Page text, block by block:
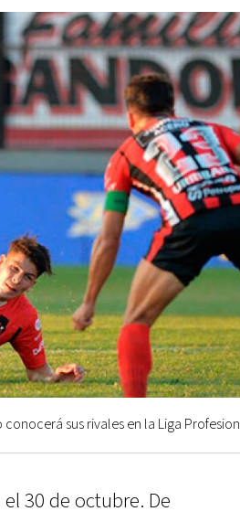
sus rivales en la Liga
30 de octubre. De